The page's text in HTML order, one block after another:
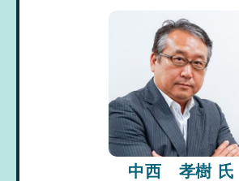
中西 孝樹 氏